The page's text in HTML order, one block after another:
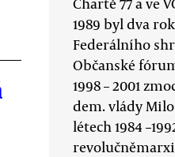
1989 byl dva
Federálního
Občanské
1998 – 2001
dem. vlády
létech 1984